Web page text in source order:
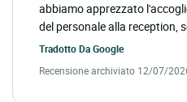
abbiamo apprezzato
del personale alla reception,
Tradotto DaGoogle
Recensione archiviato 12/07/